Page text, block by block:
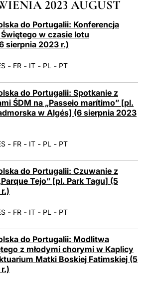
LATINE
2023 AUGUST
do Portugalii: Konferencja
w czasie lotu
sierpnia 2023 r.)
- FR - IT - PL - PT
do Portugalii: Spotkanie z
ŚDM na „Passeio marítimo” [pl.
w Algés] (6 sierpnia 2023
- FR - IT - PL - PT
do Portugalii: Czuwanie z
Tejo” [pl. Park Tagu] (5
- FR - IT - PL - PT
do Portugalii: Modlitwa
z młodymi chorymi w Kaplicy
Matki Boskiej Fatimskiej (5